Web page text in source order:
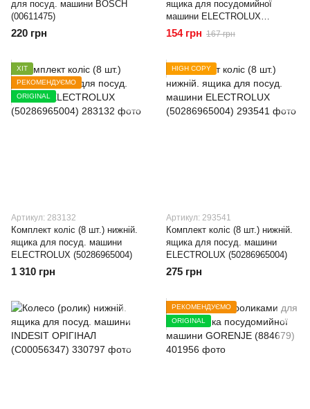
для посуд. машини BOSCH
(00611475)
220 грн
ящика для посудомийної
машини ELECTROLUX
(50286967000)
154 грн 167 грн
ХІТ
РЕКОМЕНДУЄМО
ORIGINAL
Артикул: 283132
Комплект коліс (8 шт.) нижній.
ящика для посуд. машини
ELECTROLUX (50286965004)
1 310 грн
HIGH COPY
Артикул: 293541
Комплект коліс (8 шт.) нижній.
ящика для посуд. машини
ELECTROLUX (50286965004)
275 грн
РЕКОМЕНДУЄМО
ORIGINAL